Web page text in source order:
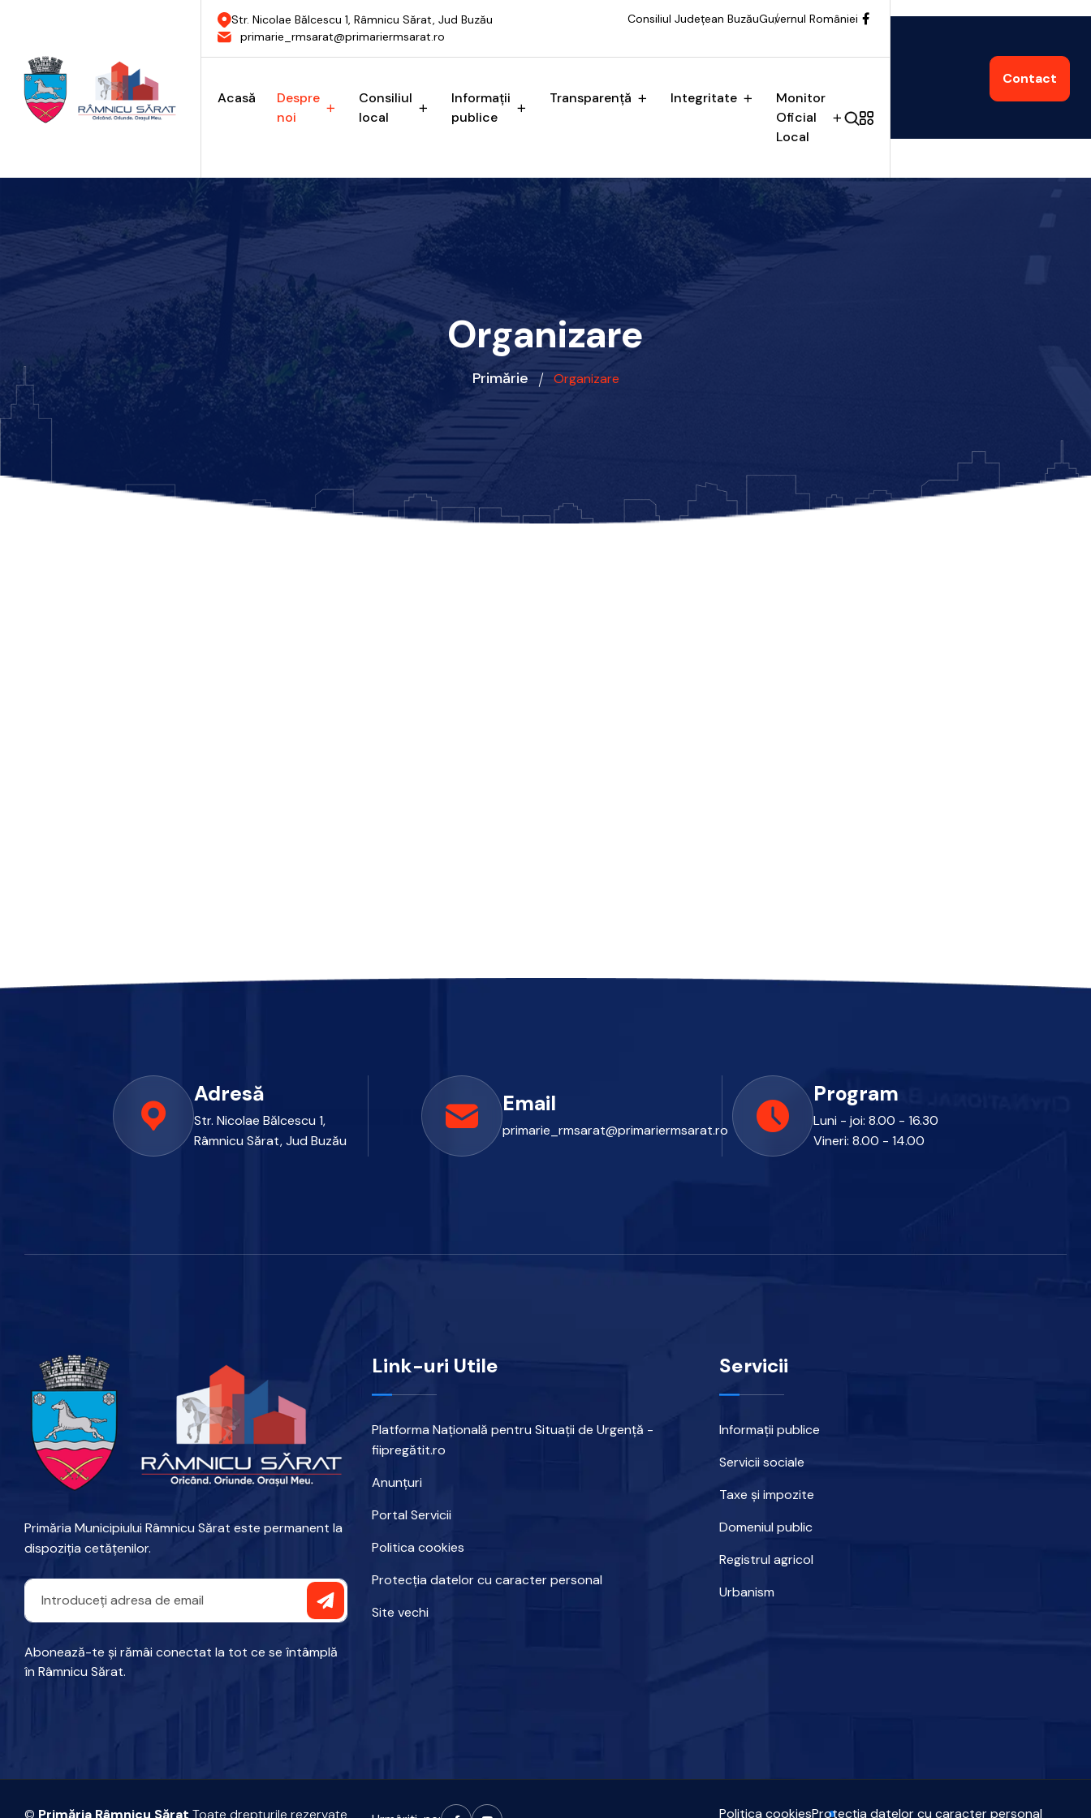
Str. Nicolae Bălcescu 1, Râmnicu Sărat, Jud Buzău
primarie_rmsarat@primariermsarat.ro
Consiliul Județean BuzăuGuvernul României
Acasă
Despre
noi
Consiliul
local
Informații
publice
Transparență Integritate
Monitor
Oficial
Local
Contact
Organizare
Primărie Organizare
Adresă
Str. Nicolae Bălcescu 1,
Râmnicu Sărat, Jud Buzău
Email
primarie_rmsarat@primariermsarat.ro
Program
Luni - joi: 8.00 - 16.30
Vineri: 8.00 - 14.00
Primăria Municipiului Râmnicu Sărat este permanent la
dispoziția cetățenilor.
Abonează-te și rămâi conectat la tot ce se întâmplă
în Râmnicu Sărat.
Link-uri Utile
Platforma Națională pentru Situații de Urgență -
fiipregătit.ro
Anunțuri
Portal Servicii
Politica cookies
Protecția datelor cu caracter personal
Site vechi
Servicii
Informații publice
Servicii sociale
Taxe și impozite
Domeniul public
Registrul agricol
Urbanism
© Primăria Râmnicu Sărat Toate drepturile rezervate Politica cookiesProtecția datelor cu caracter personal